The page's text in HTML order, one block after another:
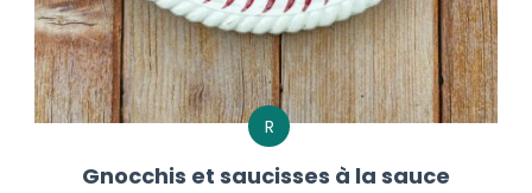
R
Gnocchis et saucisses à la sauce